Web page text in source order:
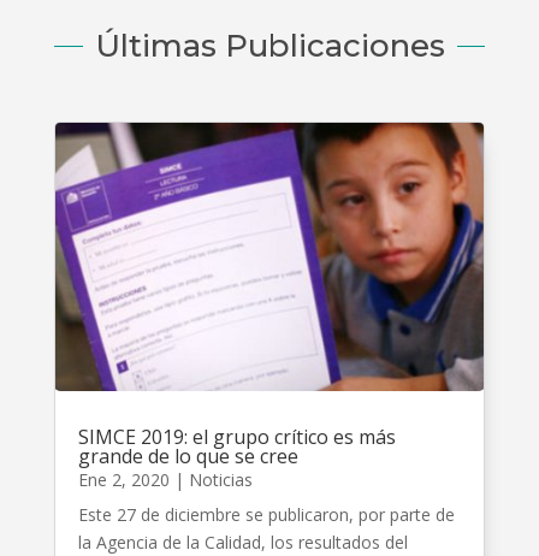
Últimas Publicaciones
SIMCE 2019: el grupo crítico es más
grande de lo que se cree
Ene 2, 2020 | Noticias
Este 27 de diciembre se publicaron, por parte de
la Agencia de la Calidad, los resultados del